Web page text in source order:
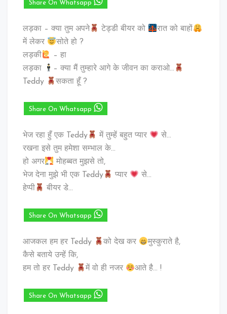
Share On Whatsapp
लड़का – क्या तुम अपने टेड्डी बीयर को
रात को बाहों
में लेकर
सोते हो ?
लड़की
– हा
लड़का
– क्या मैं तुम्हारे आगे के जीवन का कराओ…
Teddy
सकता हूँ ?
Share On Whatsapp
भेज रहा हुँ एक Teddy में तुम्हें बहुत प्यार
से…
रखना इसे तुम हमेशा सम्भाल के…
हो अगर
मोहब्बत मुझसे तो,
भेज देना मुझे भी एक Teddy
प्यार
से…
हेप्पी
बीयर डे…
Share On Whatsapp
आजकल हम हर Teddy को देख कर
मुस्कुराते है,
कैसे बताये उन्हें कि,
हम तो हर Teddy
में वो ही नजर आते है… !
Share On Whatsapp